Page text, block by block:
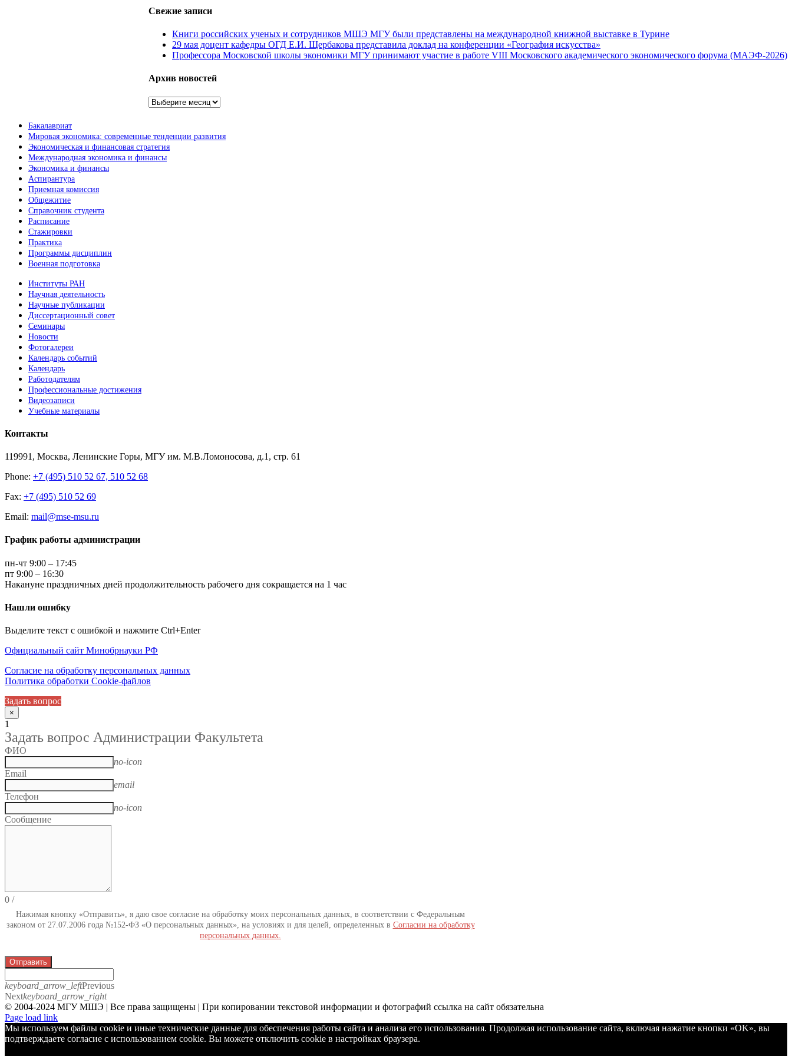
Свежие записи
Книги российских ученых и сотрудников МШЭ МГУ были представлены на международной книжной выставке в Турине
29 мая доцент кафедры ОГД Е.И. Щербакова представила доклад на конференции «География искусства»
Профессора Московской школы экономики МГУ принимают участие в работе VIII Московского академического экономического форума (МАЭФ-2026)
Архив новостей
Архив
Бакалавриат
Мировая экономика: современные тенденции развития
Экономическая и финансовая стратегия
Международная экономика и финансы
Экономика и финансы
Аспирантура
Приемная комиссия
Общежитие
Справочник студента
Расписание
Стажировки
Практика
Программы дисциплин
Военная подготовка
Институты РАН
Научная деятельность
Научные публикации
Диссертационный совет
Семинары
Новости
Фотогалереи
Календарь событий
Календарь
Работодателям
Профессиональные достижения
Видеозаписи
Учебные материалы
Контакты
119991, Москва, Ленинские Горы, МГУ им. М.В.Ломоносова, д.1, стр. 61
Phone: +7 (495) 510 52 67, 510 52 68
Fax: +7 (495) 510 52 69
Email: mail@mse-msu.ru
График работы администрации
пн-чт 9:00 – 17:45
пт 9:00 – 16:30
Накануне праздничных дней продолжительность рабочего дня сокращается на 1 час
Нашли ошибку
Выделите текст с ошибкой и нажмите Ctrl+Enter
Официальный сайт Минобрнауки РФ
Согласие на обработку персональных данных
Политика обработки Cookie-файлов
Задать вопрос
×
1
Задать вопрос Администрации Факультета
ФИО
no-icon
Email
email
Телефон
no-icon
Сообщение
0 /
Нажимая кнопку «Отправить», я даю свое согласие на обработку моих персональных данных, в соответствии с Федеральным
законом от 27.07.2006 года №152-ФЗ «О персональных данных», на условиях и для целей, определенных в Согласии на обработку
персональных данных.
Отправить
keyboard_arrow_leftPrevious
Nextkeyboard_arrow_right
© 2004-2024 МГУ МШЭ | Все права защищены | При копировании текстовой информации и фотографий ссылка на сайт обязательна
Telegram
Page load link
Мы используем файлы cookie и иные технические данные для обеспечения работы сайта и анализа его использования. Продолжая использование сайта, включая нажатие кнопки «OK», вы
подтверждаете согласие с использованием cookie. Вы можете отключить cookie в настройках браузера.